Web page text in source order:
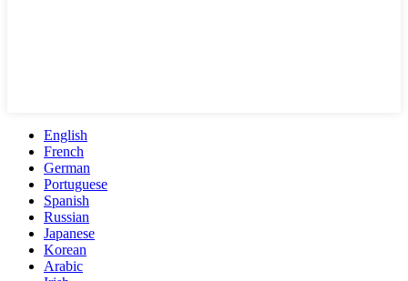
English
French
German
Portuguese
Spanish
Russian
Japanese
Korean
Arabic